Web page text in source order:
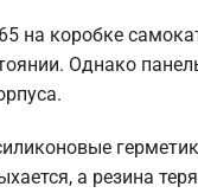
на коробке
Однако
а резина